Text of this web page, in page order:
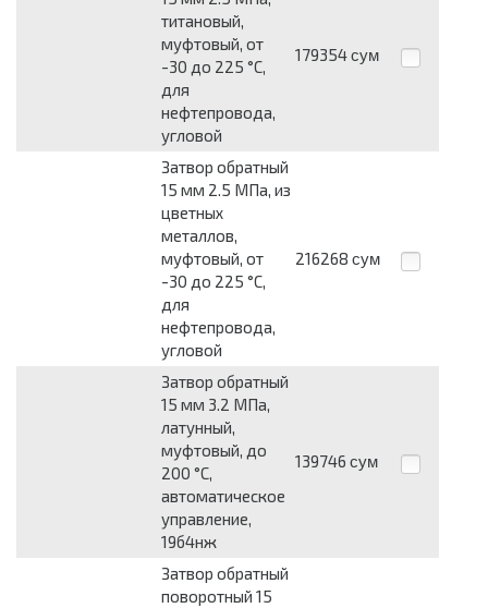
титановый,
муфтовый, от
-30 до 225 °С,
для
нефтепровода,
угловой
179354 сум
Затвор обратный
15 мм 2.5 МПа, из
цветных
металлов,
муфтовый, от
-30 до 225 °С,
для
нефтепровода,
угловой
216268 сум
Затвор обратный
15 мм 3.2 МПа,
латунный,
муфтовый, до
200 °С,
автоматическое
управление,
19б4нж
139746 сум
Затвор обратный
поворотный 15